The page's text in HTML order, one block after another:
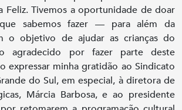
Feliz. Tivemos a oportunidade de doar
sabemos fazer — para além da
o objetivo de ajudar as crianças do
agradecido por fazer parte deste
expressar minha gratidão ao Sindicato
do Sul, em especial, à diretora de
Márcia Barbosa, e ao presidente